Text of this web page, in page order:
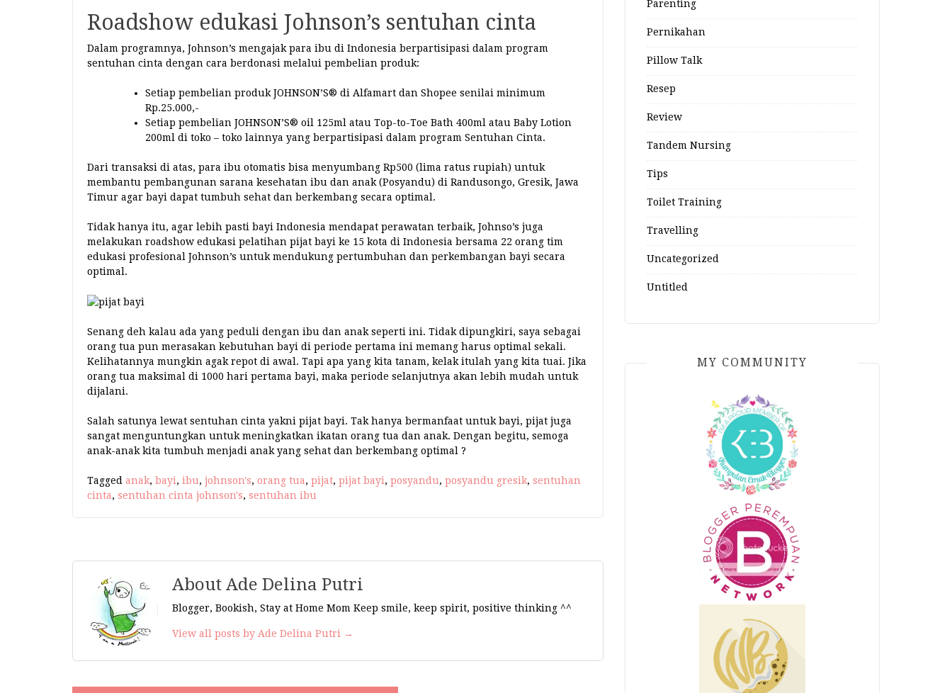
Roadshow edukasi Johnson’s sentuhan cinta
Dalam programnya, Johnson’s mengajak para ibu di Indonesia berpartisipasi dalam program
sentuhan cinta dengan cara berdonasi melalui pembelian produk:
Setiap pembelian produk JOHNSON’S® di Alfamart dan Shopee senilai minimum
Rp.25.000,-
Setiap pembelian JOHNSON’S® oil 125ml atau Top-to-Toe Bath 400ml atau Baby Lotion
200ml di toko – toko lainnya yang berpartisipasi dalam program Sentuhan Cinta.
Dari transaksi di atas, para ibu otomatis bisa menyumbang Rp500 (lima ratus rupiah) untuk
membantu pembangunan sarana kesehatan ibu dan anak (Posyandu) di Randusongo, Gresik, Jawa
Timur agar bayi dapat tumbuh sehat dan berkembang secara optimal.
Tidak hanya itu, agar lebih pasti bayi Indonesia mendapat perawatan terbaik, Johnso’s juga
melakukan roadshow edukasi pelatihan pijat bayi ke 15 kota di Indonesia bersama 22 orang tim
edukasi profesional Johnson’s untuk mendukung pertumbuhan dan perkembangan bayi secara
optimal.
Senang deh kalau ada yang peduli dengan ibu dan anak seperti ini. Tidak dipungkiri, saya sebagai
orang tua pun merasakan kebutuhan bayi di periode pertama ini memang harus optimal sekali.
Kelihatannya mungkin agak repot di awal. Tapi apa yang kita tanam, kelak itulah yang kita tuai. Jika
orang tua maksimal di 1000 hari pertama bayi, maka periode selanjutnya akan lebih mudah untuk
dijalani.
Salah satunya lewat sentuhan cinta yakni pijat bayi. Tak hanya bermanfaat untuk bayi, pijat juga
sangat menguntungkan untuk meningkatkan ikatan orang tua dan anak. Dengan begitu, semoga
anak-anak kita tumbuh menjadi anak yang sehat dan berkembang optimal ?
Tagged anak, bayi, ibu, johnson's, orang tua, pijat, pijat bayi, posyandu, posyandu gresik, sentuhan
cinta, sentuhan cinta johnson's, sentuhan ibu
About Ade Delina Putri
Blogger, Bookish, Stay at Home Mom Keep smile, keep spirit, positive thinking ^^
View all posts by Ade Delina Putri →
Parenting
Pernikahan
Pillow Talk
Resep
Review
Tandem Nursing
Tips
Toilet Training
Travelling
Uncategorized
Untitled
MY COMMUNITY